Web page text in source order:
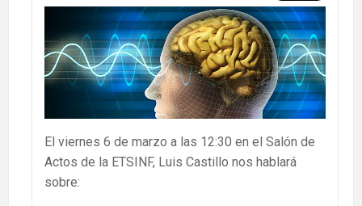
El viernes 6 de marzo a las 12:30 en el Salón de
Actos de la ETSINF, Luis Castillo nos hablará
sobre: